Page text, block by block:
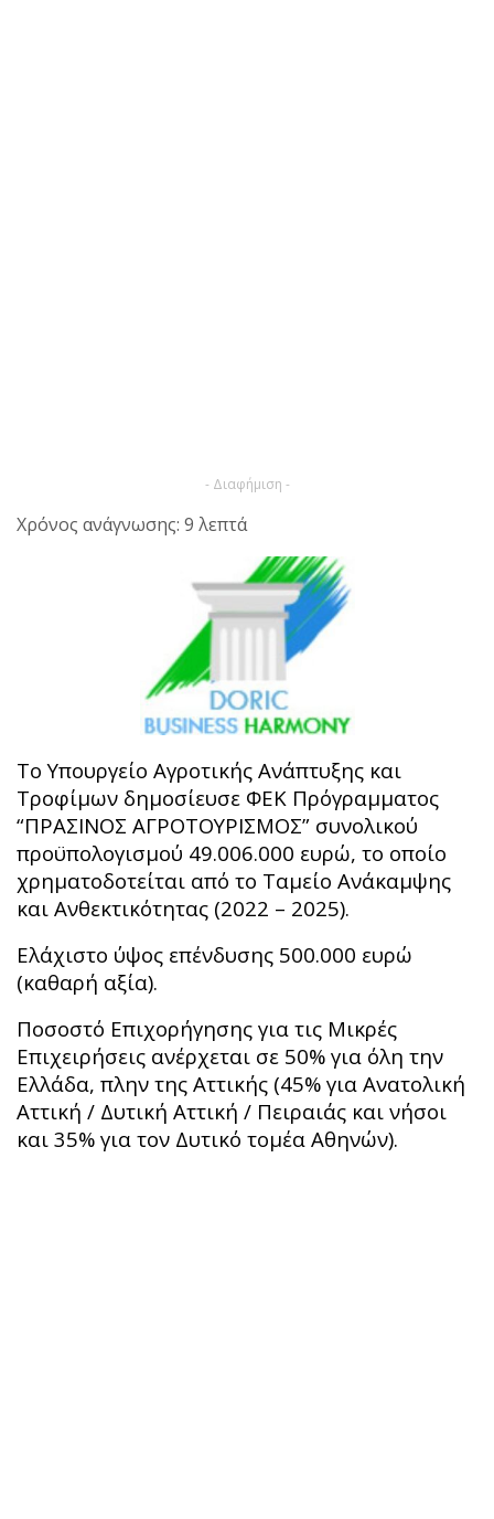
- Διαφήμιση -
Χρόνος ανάγνωσης: 9 λεπτά
Το Υπουργείο Αγροτικής Ανάπτυξης και
Τροφίμων δημοσίευσε ΦΕΚ Πρόγραμματος
“ΠΡΑΣΙΝΟΣ ΑΓΡΟΤΟΥΡΙΣΜΟΣ” συνολικού
προϋπολογισμού 49.006.000 ευρώ, το οποίο
χρηματοδοτείται από το Ταμείο Ανάκαμψης
και Ανθεκτικότητας (2022 – 2025).
Ελάχιστο ύψος επένδυσης 500.000 ευρώ
(καθαρή αξία).
​​​​Ποσοστό Επιχορήγησης για τις Μικρές
Επιχειρήσεις ανέρχεται σε 50% για όλη την
Ελλάδα, πλην της Αττικής (45% για Ανατολική
Αττική / Δυτική Αττική / Πειραιάς και νήσοι
και 35% για τον Δυτικό τομέα Αθηνών).